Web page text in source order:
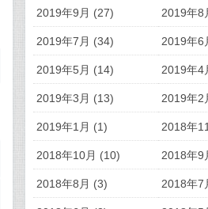
2019年9月 (27) 2019年8
2019年7月 (34) 2019年6
2019年5月 (14) 2019年4
2019年3月 (13) 2019年2
2019年1月 (1) 2018年
2018年10月 (10) 2018年9
2018年8月 (3) 2018年7